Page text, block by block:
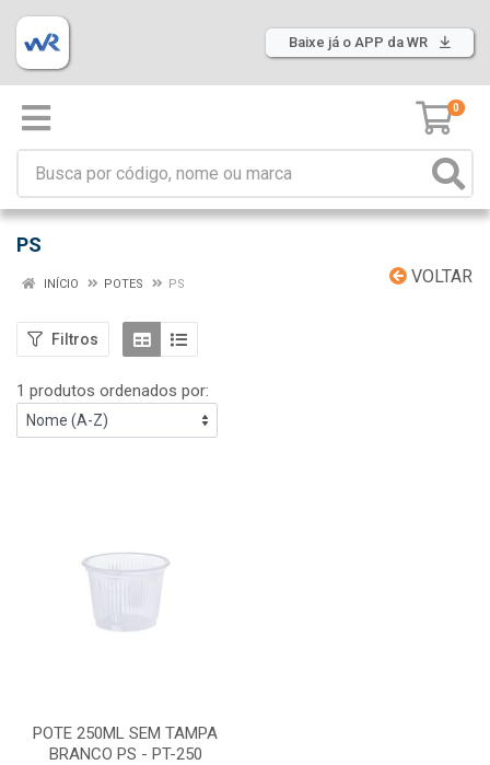
Baixe já o APP da WR
0
PS
VOLTAR
INÍCIO POTES PS
Filtros
1 produtos ordenados por:
POTE 250ML SEM TAMPA
BRANCO PS - PT-250